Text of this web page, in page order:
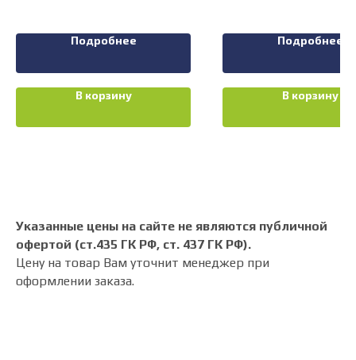
Подробнее
В корзину
Подробнее
В корзину
Указанные цены на сайте не являются публичной
офертой (ст.435 ГК РФ, cт. 437 ГК РФ).
Цену на товар Вам уточнит менеджер при
оформлении заказа.